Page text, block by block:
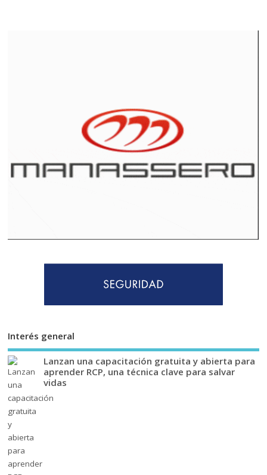
Interés general
Lanzan una capacitación gratuita y abierta para
aprender RCP, una técnica clave para salvar
vidas